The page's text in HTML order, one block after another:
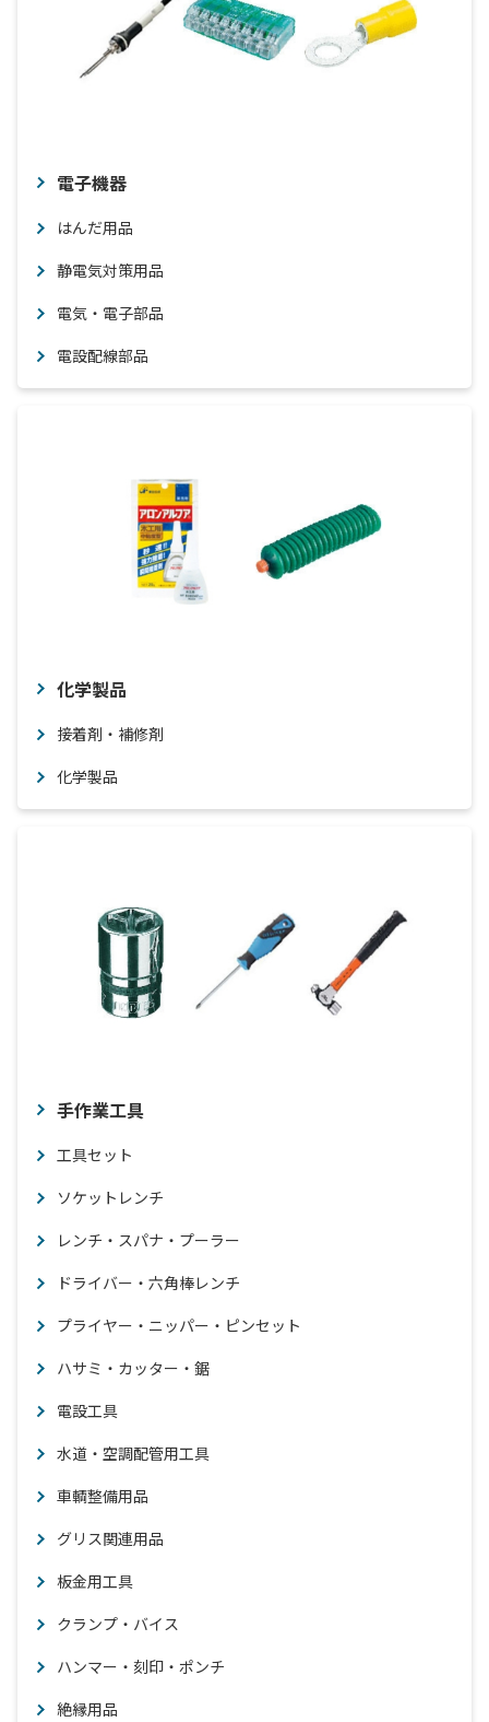
電子機器
はんだ用品
静電気対策用品
電気・電子部品
電設配線部品
化学製品
接着剤・補修剤
化学製品
手作業工具
工具セット
ソケットレンチ
レンチ・スパナ・プーラー
ドライバー・六角棒レンチ
プライヤー・ニッパー・ピンセット
ハサミ・カッター・鋸
電設工具
水道・空調配管用工具
車輌整備用品
グリス関連用品
板金用工具
クランプ・バイス
ハンマー・刻印・ポンチ
絶縁用品